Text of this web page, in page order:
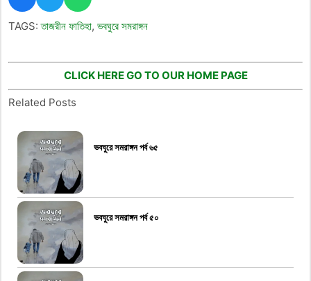
TAGS:তাজরীন ফাতিহা, ভবঘুরে সমরাঙ্গন
CLICK HERE GO TO OUR HOME PAGE
Related Posts
ভবঘুরে সমরাঙ্গন পর্ব ৬৫
ভবঘুরে সমরাঙ্গন পর্ব ৫০